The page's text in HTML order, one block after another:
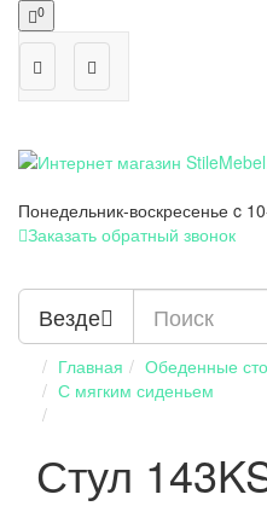
0
Понедельник-воскресенье c
Заказать обратный звонок
Везде
Главная Обеденные
С мягким сиденьем
Стул